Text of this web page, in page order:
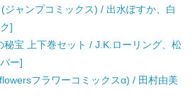
ャンプコミックス) / 出水ぽすか、白
]
秘宝 上下巻セット / J.K.ローリング、松
ー]
フラワーコミックスα) / 田村由美